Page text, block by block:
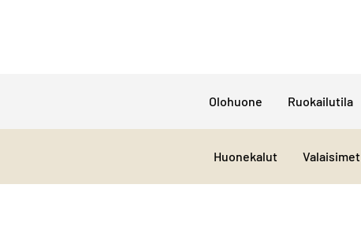
Olohuone Ruokailutila
Huonekalut Valaisimet